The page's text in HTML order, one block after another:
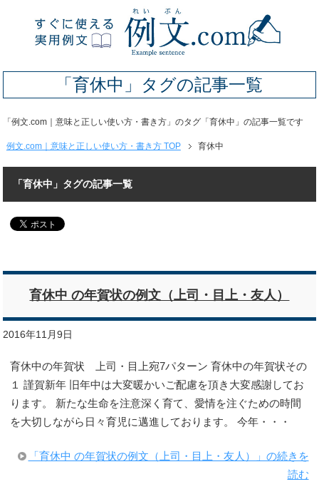
「育休中」タグの記事一覧
「例文.com｜意味と正しい使い方・書き方」のタグ「育休中」の記事一覧です
例文.com｜意味と正しい使い方・書き方 TOP 育休中
「育休中」タグの記事一覧
育休中 の年賀状の例文（上司・目上・友人）
2016年11月9日
育休中の年賀状 上司・目上宛7パターン 育休中の年賀状その
１ 謹賀新年 旧年中は大変暖かいご配慮を頂き大変感謝してお
ります。 新たな生命を注意深く育て、愛情を注ぐための時間
を大切しながら日々育児に邁進しております。 今年・・・
「育休中 の年賀状の例文（上司・目上・友人）」の続きを
読む